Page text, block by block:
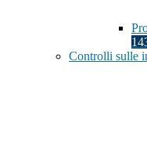
Controlli sulle